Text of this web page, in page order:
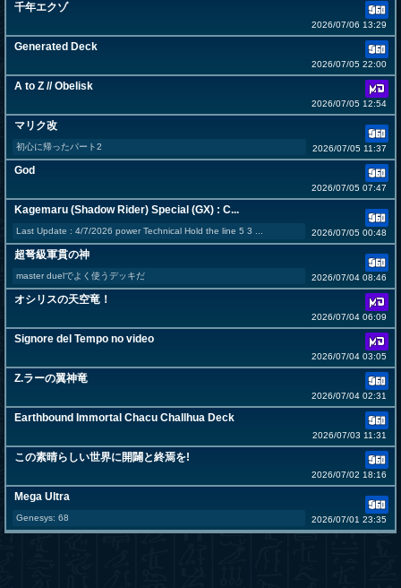
千年エクゾ
2026/07/06 13:29
Generated Deck
2026/07/05 22:00
A to Z // Obelisk
2026/07/05 12:54
マリク改
初心に帰ったパート2 2026/07/05 11:37
God
2026/07/05 07:47
Kagemaru (Shadow Rider) Special (GX) : C...
Last Update : 4/7/2026 power Technical Hold the line 5 3 ... 2026/07/05 00:48
超弩級軍貫の神
master duelでよく使うデッキだ 2026/07/04 08:46
オシリスの天空竜！
2026/07/04 06:09
Signore del Tempo no video
2026/07/04 03:05
Z.ラーの翼神竜
2026/07/04 02:31
Earthbound Immortal Chacu Challhua Deck
2026/07/03 11:31
この素晴らしい世界に開闢と終焉を!
2026/07/02 18:16
Mega Ultra
Genesys: 68 2026/07/01 23:35